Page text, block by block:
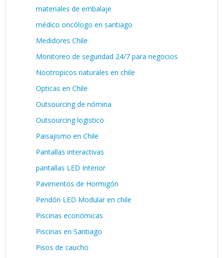
materiales de embalaje
médico oncólogo en santiago
Medidores Chile
Monitoreo de seguridad 24/7 para negocios
Nootropicos naturales en chile
Opticas en Chile
Outsourcing de nómina
Outsourcing logistico
Paisajismo en Chile
Pantallas interactivas
pantallas LED Interior
Pavimentos de Hormigón
Pendón LED Modular en chile
Piscinas económicas
Piscinas en Santiago
Pisos de caucho